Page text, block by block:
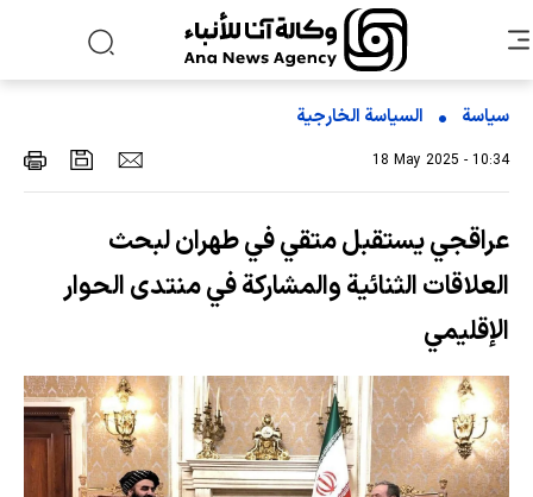
سياسة السیاسة الخارجیة
18 May 2025 - 10:34
عراقجي يستقبل متقي في طهران لبحث
العلاقات الثنائية والمشاركة في منتدى الحوار
الإقليمي